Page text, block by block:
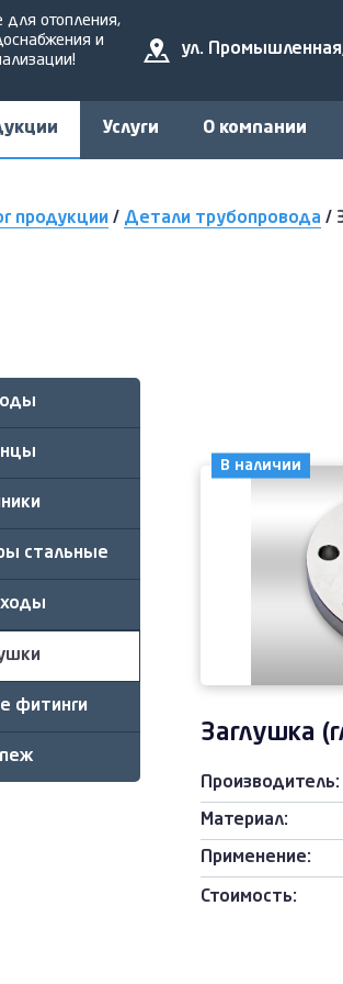
для отопления,
и
ул.
Услуги О компании
продукции / Детали трубопровода /
стальные
фитинги
В наличии
Заглушка
Производитель:
Материал:
Применение:
Стоимость: